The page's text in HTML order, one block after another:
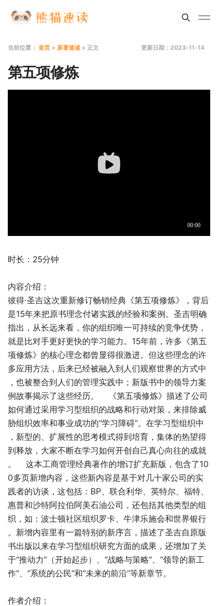
当前位置： 首页 > 原著速读 > 正文 更新日期：2023-11-14
第五项修炼
时长：25分钟
内容介绍：
彼得·圣吉这次重新修订畅销经典《第五项修炼》，背后
是15年来把原书理念付诸实践的经验和案例。圣吉明确
指出，从长远来看，你的组织唯一可持续的竞争优势，
就是比对手更好更快的学习能力。15年前，许多《第五
项修炼》的核心理念都曾显得很激进。但这些理念的许
多应用方法，后来已经被融入到人们观察世界的方式中
，也被整合到人们的管理实践中；新版书中的领导力案
例故事揭示了这些经历。 《第五项修炼》描述了公司
如何通过采用学习型组织的战略和行动对策，来排除威
胁组织效率和事业成功的“学习障碍”。在学习型组织中
，新型的、扩展性的思考模式得到培育，集体的热望得
到释放，大家不断在学习如何开创自己真心向往的成就
。 这本工商管理经典著作的增订扩充新版，包含了10
0多页新增内容，这些新内容是基于对几十家公司的实
践者的访谈，这包括：BP、联合利华、英特尔、福特、
惠普和沙特阿拉伯阿美石油公司，还包括其他类型的组
织，如：波士顿社区组织罗卡、牛津乐施会和世界银行
。新增内容里有一篇特别的新序言，描述了圣吉自原版
书出版以来在学习型组织研究方面的成果，还增加了关
于“推动力”（开始起步）、“战略与策略”、“领导的新工
作”、“系统的公民”和“未来的前沿”等新章节。
作者介绍：